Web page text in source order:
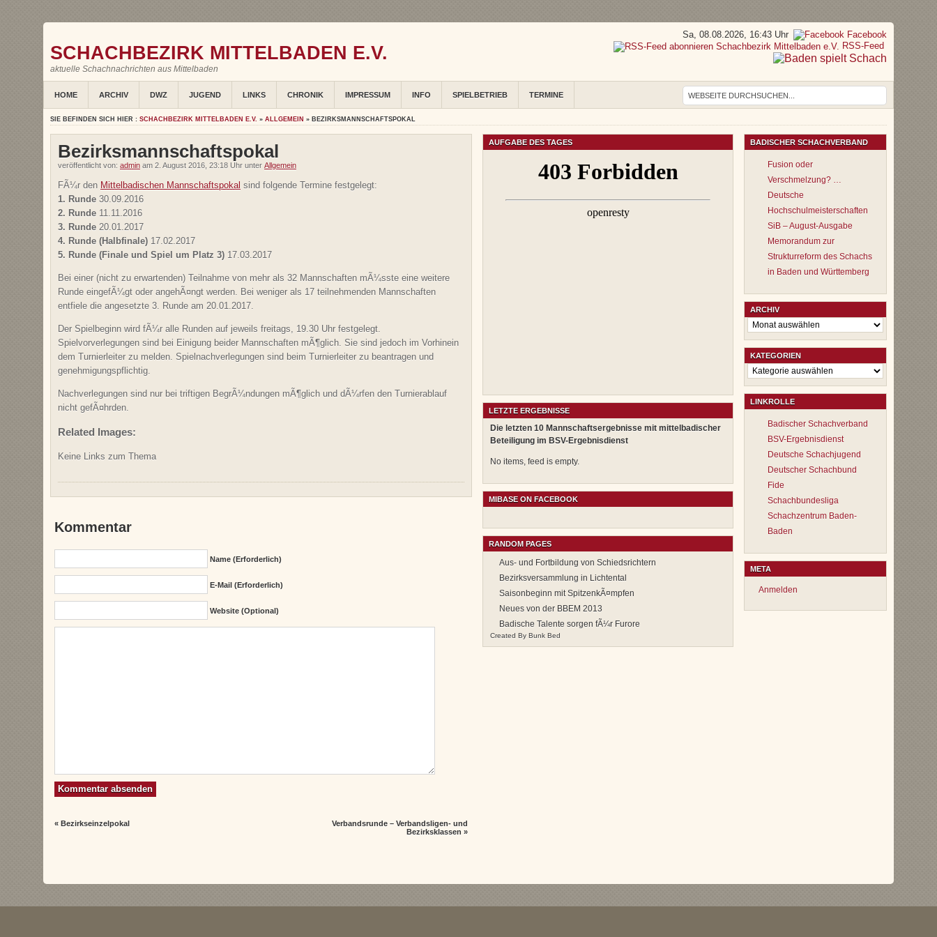
SCHACHBEZIRK MITTELBADEN E.V.
aktuelle Schachnachrichten aus Mittelbaden
Sa, 08.08.2026, 16:43 Uhr
Facebook
RSS-Feed
HOME ARCHIV DWZ JUGEND LINKS CHRONIK IMPRESSUM INFO SPIELBETRIEB TERMINE
SIE BEFINDEN SICH HIER : SCHACHBEZIRK MITTELBADEN E.V. » ALLGEMEIN » BEZIRKSMANNSCHAFTSPOKAL
Bezirksmannschaftspokal
veröffentlicht von: admin am 2. August 2016, 23:18 Uhr unter Allgemein
FÃ¼r den Mittelbadischen Mannschaftspokal sind folgende Termine festgelegt:
1. Runde 30.09.2016
2. Runde 11.11.2016
3. Runde 20.01.2017
4. Runde (Halbfinale) 17.02.2017
5. Runde (Finale und Spiel um Platz 3) 17.03.2017
Bei einer (nicht zu erwartenden) Teilnahme von mehr als 32 Mannschaften mÃ¼sste eine weitere
Runde eingefÃ¼gt oder angehÃ¤ngt werden. Bei weniger als 17 teilnehmenden Mannschaften
entfiele die angesetzte 3. Runde am 20.01.2017.
Der Spielbeginn wird fÃ¼r alle Runden auf jeweils freitags, 19.30 Uhr festgelegt.
Spielvorverlegungen sind bei Einigung beider Mannschaften mÃ¶glich. Sie sind jedoch im Vorhinein
dem Turnierleiter zu melden. Spielnachverlegungen sind beim Turnierleiter zu beantragen und
genehmigungspflichtig.
Nachverlegungen sind nur bei triftigen BegrÃ¼ndungen mÃ¶glich und dÃ¼rfen den Turnierablauf
nicht gefÃ¤hrden.
Related Images:
Keine Links zum Thema
Kommentar
Name (erforderlich)
E-Mail (erforderlich)
Website (Optional)
« Bezirkseinzelpokal
Verbandsrunde – Verbandsligen- und
Bezirksklassen »
AUFGABE DES TAGES
LETZTE ERGEBNISSE
Die letzten 10 Mannschaftsergebnisse mit mittelbadischer
Beteiligung im BSV-Ergebnisdienst
No items, feed is empty.
MIBASE ON FACEBOOK
RANDOM PAGES
Aus- und Fortbildung von Schiedsrichtern
Bezirksversammlung in Lichtental
Saisonbeginn mit SpitzenkÃ¤mpfen
Neues von der BBEM 2013
Badische Talente sorgen fÃ¼r Furore
Created By Bunk Bed
BADISCHER SCHACHVERBAND
Fusion oder
Verschmelzung? …
Deutsche
Hochschulmeisterschaften
SiB – August-Ausgabe
Memorandum zur
Strukturreform des Schachs
in Baden und Württemberg
ARCHIV
Archiv
KATEGORIEN
Kategorien
LINKROLLE
Badischer Schachverband
BSV-Ergebnisdienst
Deutsche Schachjugend
Deutscher Schachbund
Fide
Schachbundesliga
Schachzentrum Baden-
Baden
META
Anmelden